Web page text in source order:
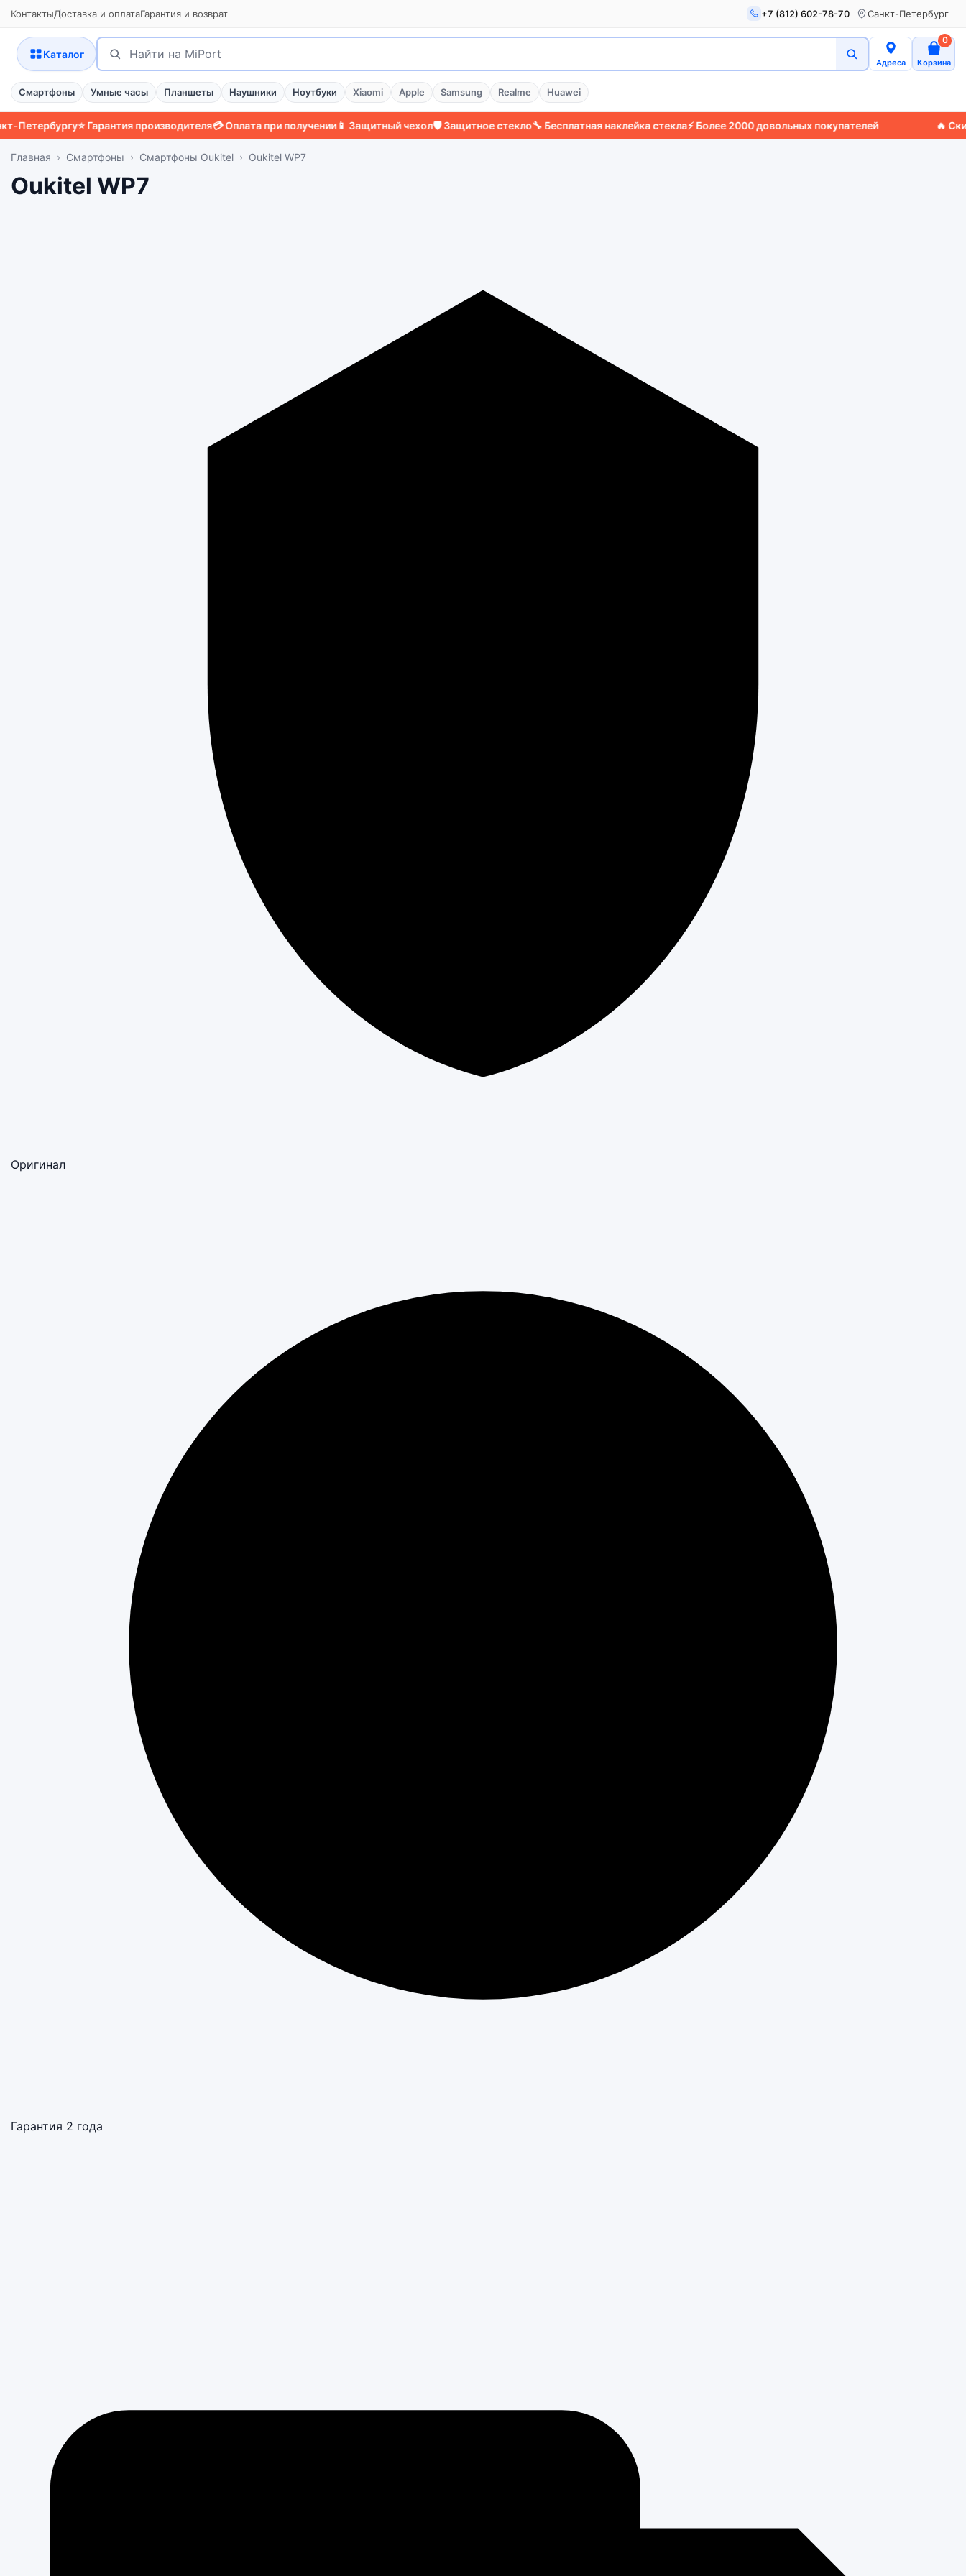
КонтактыДоставка и оплатаГарантия и возврат +7 (812) 602-78-70 Санкт-Петербург
Каталог
Поиск
Найти
Адреса Корзина
0
Смартфоны Умные часы Планшеты Наушники Ноутбуки Xiaomi Apple Samsung Realme Huawei
⭐ Гарантия производителя💳 Оплата при получении📱 Защитный чехол🛡️ Защитное стекло🔧 Бесплатная наклейка стекла⚡ Более 2000 довольных покупателей 🔥 Скидки до
Главная Смартфоны Смартфоны Oukitel Oukitel WP7
Oukitel WP7
Оригинал
Гарантия 2 года